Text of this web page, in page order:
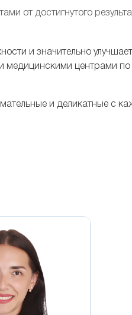
от достигнутого
и значительно
медицинскими центрами по
и деликатные с